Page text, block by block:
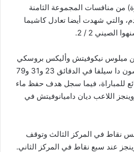
من منافسات المجموعة الثامنة
والتي شهدت أيضا تعادل كاشيما
الصيني 2 / 2.
نيكوفيتش وأليكس بروسكي
وأدريان ميرزيفسمي وديفيسون دا سيلفا في الدقائق 23 و31 و79
للمباراة، فيما سجل هدف حفظ ماء
اللاعب ديان داميانوفيتش في
نقاط في المركز الثالث وتوقف
عند سبع نقاط في المركز الثاني.